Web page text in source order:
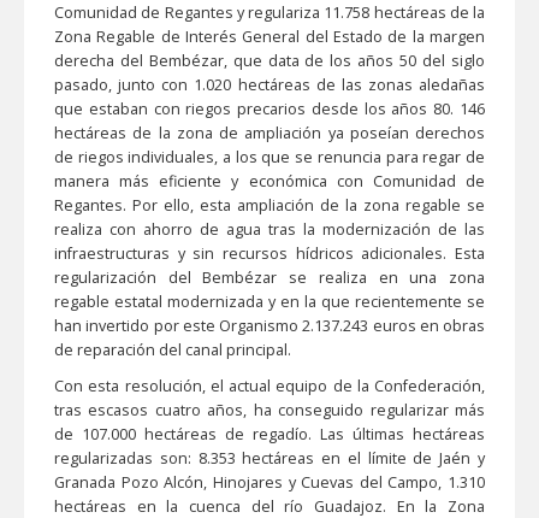
Comunidad de Regantes y regulariza 11.758 hectáreas de la
Zona Regable de Interés General del Estado de la margen
derecha del Bembézar, que data de los años 50 del siglo
pasado, junto con 1.020 hectáreas de las zonas aledañas
que estaban con riegos precarios desde los años 80. 146
hectáreas de la zona de ampliación ya poseían derechos
de riegos individuales, a los que se renuncia para regar de
manera más eficiente y económica con Comunidad de
Regantes. Por ello, esta ampliación de la zona regable se
realiza con ahorro de agua tras la modernización de las
infraestructuras y sin recursos hídricos adicionales. Esta
regularización del Bembézar se realiza en una zona
regable estatal modernizada y en la que recientemente se
han invertido por este Organismo 2.137.243 euros en obras
de reparación del canal principal.
Con esta resolución, el actual equipo de la Confederación,
tras escasos cuatro años, ha conseguido regularizar más
de 107.000 hectáreas de regadío. Las últimas hectáreas
regularizadas son: 8.353 hectáreas en el límite de Jaén y
Granada Pozo Alcón, Hinojares y Cuevas del Campo, 1.310
hectáreas en la cuenca del río Guadajoz. En la Zona